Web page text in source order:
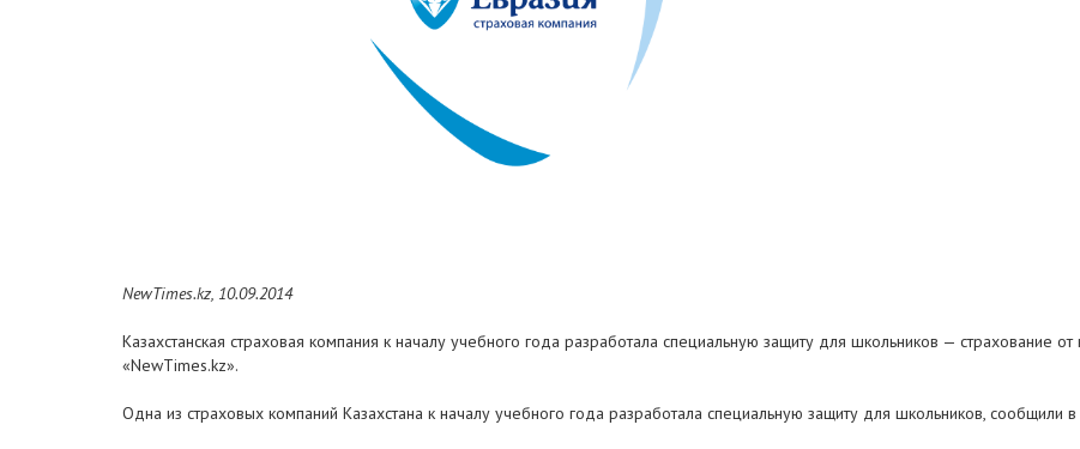
NewTimes.kz, 10.09.2014
Казахстанская страховая компания к началу учебного года разработала специальную защиту для школьников — страхование
«NewTimes.kz».
Одна из страховых компаний Казахстана к началу учебного года разработала специальную защиту для школьников, сообщили